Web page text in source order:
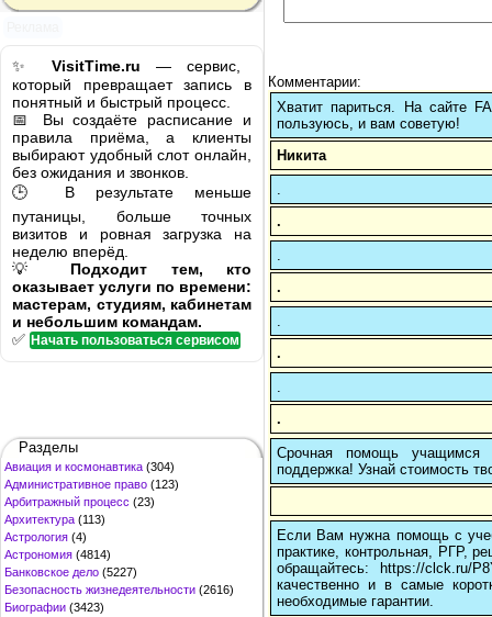
✨ VisitTime.ru — сервис,
который превращает запись в
понятный и быстрый процесс.
📅 Вы создаёте расписание и
правила приёма, а клиенты
выбирают удобный слот онлайн,
без ожидания и звонков.
🕒 В результате меньше
путаницы, больше точных
визитов и ровная загрузка на
неделю вперёд.
💡 Подходит тем, кто
оказывает услуги по времени:
мастерам, студиям, кабинетам
и небольшим командам.
✅ Начать пользоваться сервисом
Разделы
Авиация и космонавтика (304)
Административное право (123)
Арбитражный процесс (23)
Архитектура (113)
Астрология (4)
Астрономия (4814)
Банковское дело (5227)
Безопасность жизнедеятельности (2616)
Биографии (3423)
Комментарии:
Хватит париться. На сайте
пользуюсь, и вам советую!
Никита
.
.
.
.
Срочная помощь учащимся в
поддержка! Узнай стоимость
Если Вам нужна помощь с
практике, контрольная, РГР,
обращайтесь: https://clck.ru/
качественно и в самые
необходимые гарантии.